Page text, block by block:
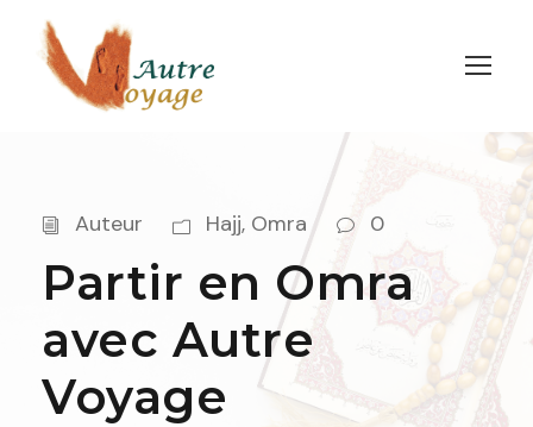
Auteur Hajj, Omra 0
Partir en Omra
avec Autre
Voyage